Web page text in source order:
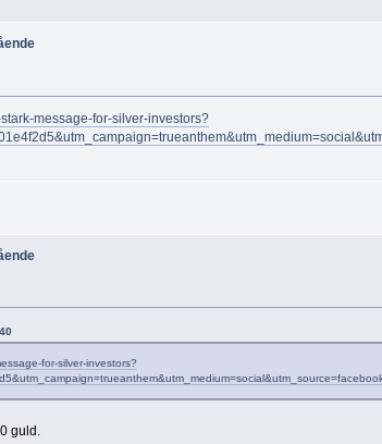
message-for-silver-investors?
for-silver-investors?
guld.